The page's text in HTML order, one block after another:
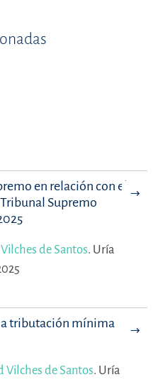
en relación con el
Supremo
de Santos. Uría
tributación mínima
Vilches de Santos. Uría